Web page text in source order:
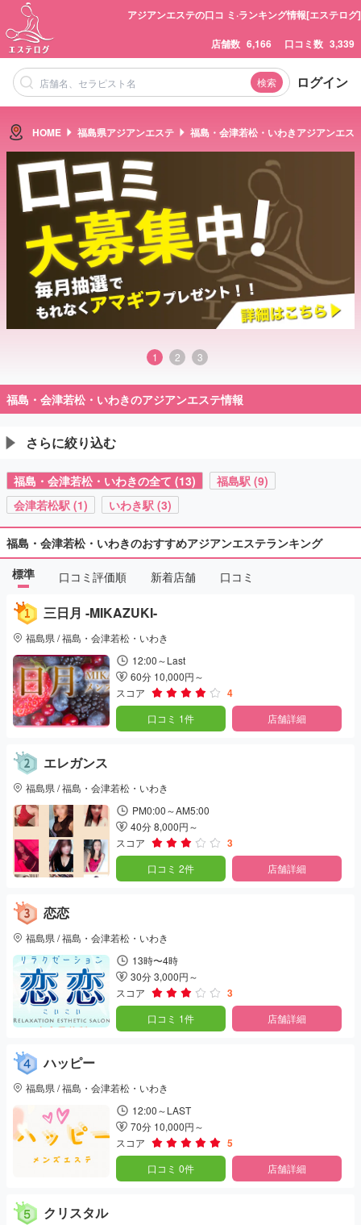
アジアンエステの口コ ミ·ランキング情報[エステログ]
店舗数 6,166 口コミ数 3,339
検索 ログイン
HOME 福島県アジアンエステ 福島・会津若松・いわきアジアンエス
1 2 3
福島・会津若松・いわきのアジアンエステ情報
さらに絞り込む
福島・会津若松・いわきの全て (13)
福島駅 (9)
会津若松駅 (1)
いわき駅 (3)
福島・会津若松・いわきのおすすめアジアンエステランキング
標準
口コミ評価順 新着店舗 口コミ
三日月 -MIKAZUKI-
福島県 / 福島・会津若松・いわき
12:00～Last
60分 10,000円～
スコア
4
口コミ 1件 店舗詳細
エレガンス
福島県 / 福島・会津若松・いわき
PM0:00～AM5:00
40分 8,000円～
スコア
3
口コミ 2件 店舗詳細
恋恋
福島県 / 福島・会津若松・いわき
13時〜4時
30分 3,000円～
スコア
3
口コミ 1件 店舗詳細
ハッピー
福島県 / 福島・会津若松・いわき
12:00～LAST
70分 10,000円～
スコア
5
口コミ 0件 店舗詳細
クリスタル